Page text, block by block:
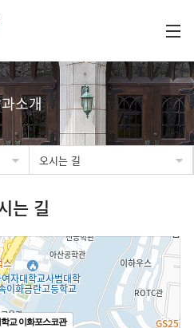
소개
오시는 길
는 길
교 이화포스코관